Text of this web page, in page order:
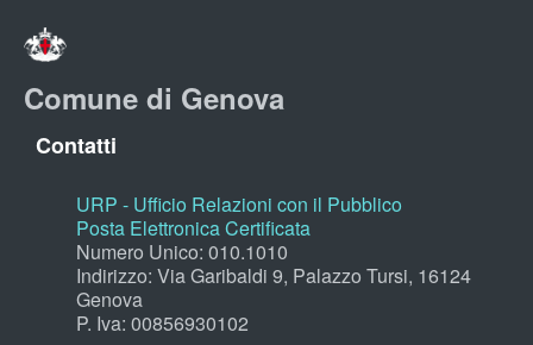
Comune di Genova
Contatti
URP - Ufficio Relazioni con il Pubblico
Posta Elettronica Certificata
Numero Unico: 010.1010
Indirizzo: Via Garibaldi 9, Palazzo Tursi, 16124
Genova
P. Iva: 00856930102